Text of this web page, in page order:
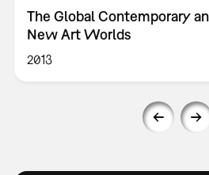
The Global Contemporary
New Art Worlds
2013